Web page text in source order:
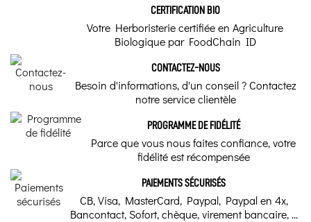
CERTIFICATION BIO
Votre Herboristerie certifiée en Agriculture
Biologique par FoodChain ID
CONTACTEZ-NOUS
Besoin d'informations, d'un conseil ? Contactez
notre service clientèle
PROGRAMME DE FIDÉLITÉ
Parce que vous nous faites confiance, votre
fidélité est récompensée
PAIEMENTS SÉCURISÉS
CB, Visa, MasterCard, Paypal, Paypal en 4x,
Bancontact, Sofort, chèque, virement bancaire, ...